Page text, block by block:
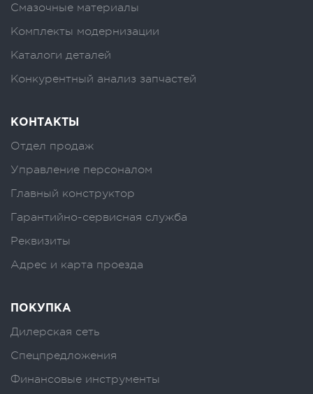
Смазочные материалы
Комплекты модернизации
Каталоги деталей
Конкурентный анализ запчастей
КОНТАКТЫ
Отдел продаж
Управление персоналом
Главный конструктор
Гарантийно-сервисная служба
Реквизиты
Адрес и карта проезда
ПОКУПКА
Дилерская сеть
Спецпредложения
Финансовые инструменты